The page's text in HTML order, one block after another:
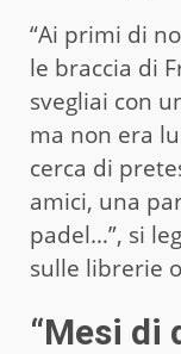
“Ai primi di
le braccia di
svegliai con
ma non era
cerca di
amici, una
padel…”, si
sulle librerie
“Mesi di